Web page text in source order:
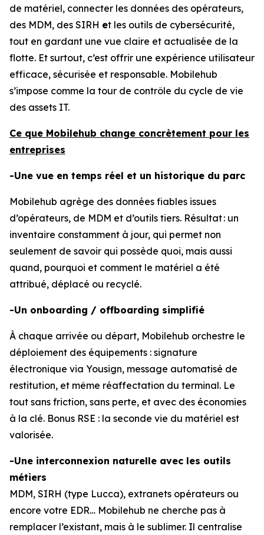
de matériel, connecter les données des opérateurs,
des MDM, des SIRH et les outils de cybersécurité,
tout en gardant une vue claire et actualisée de la
flotte. Et surtout, c’est offrir une expérience utilisateur
efficace, sécurisée et responsable. Mobilehub
s’impose comme la tour de contrôle du cycle de vie
des assets IT.
Ce que Mobilehub change concrètement pour les
entreprises
-Une vue en temps réel et un historique du parc
Mobilehub agrège des données fiables issues
d’opérateurs, de MDM et d’outils tiers. Résultat : un
inventaire constamment à jour, qui permet non
seulement de savoir qui possède quoi, mais aussi
quand, pourquoi et comment le matériel a été
attribué, déplacé ou recyclé.
-Un onboarding / offboarding simplifié
À chaque arrivée ou départ, Mobilehub orchestre le
déploiement des équipements : signature
électronique via Yousign, message automatisé de
restitution, et même réaffectation du terminal. Le
tout sans friction, sans perte, et avec des économies
à la clé. Bonus RSE : la seconde vie du matériel est
valorisée.
-Une interconnexion naturelle avec les outils
métiers
MDM, SIRH (type Lucca), extranets opérateurs ou
encore votre EDR… Mobilehub ne cherche pas à
remplacer l’existant, mais à le sublimer. Il centralise